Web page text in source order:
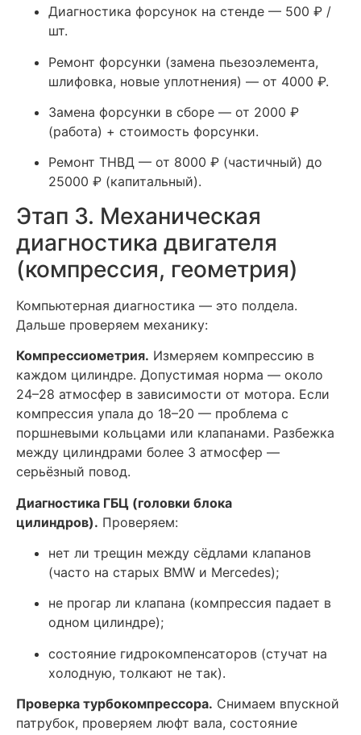
Диагностика форсунок на стенде — 500 ₽ /
шт.
Ремонт форсунки (замена пьезоэлемента,
шлифовка, новые уплотнения) — от 4000 ₽.
Замена форсунки в сборе — от 2000 ₽
(работа) + стоимость форсунки.
Ремонт ТНВД — от 8000 ₽ (частичный) до
25000 ₽ (капитальный).
Этап 3. Механическая
диагностика двигателя
(компрессия, геометрия)
Компьютерная диагностика — это полдела.
Дальше проверяем механику:
Компрессиометрия. Измеряем компрессию в
каждом цилиндре. Допустимая норма — около
24–28 атмосфер в зависимости от мотора. Если
компрессия упала до 18–20 — проблема с
поршневыми кольцами или клапанами. Разбежка
между цилиндрами более 3 атмосфер —
серьёзный повод.
Диагностика ГБЦ (головки блока
цилиндров). Проверяем:
нет ли трещин между сёдлами клапанов
(часто на старых BMW и Mercedes);
не прогар ли клапана (компрессия падает в
одном цилиндре);
состояние гидрокомпенсаторов (стучат на
холодную, толкают не так).
Проверка турбокомпрессора. Снимаем впускной
патрубок, проверяем люфт вала, состояние